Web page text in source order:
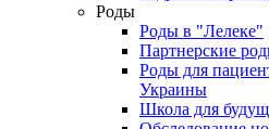
Роды
Роды в "Лелеке"
Партнерские
Роды для
Украины
Школа для